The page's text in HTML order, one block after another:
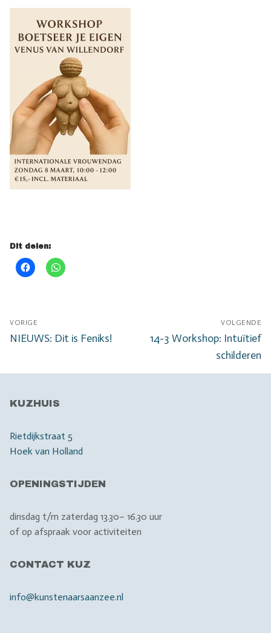
Dit delen:
Bericht
navigatie
VORIGE
Vorig
NIEUWS: Dit is Feniks!
VOLGENDE
Volgend
14-3 Workshop: Intuïtief
schilderen
KUZHUIS
Rietdijkstraat 5
Hoek van Holland
OPENINGSTIJDEN
dinsdag t/m zaterdag 13.30– 16.30 uur
of op afspraak voor activiteiten
CONTACT KUZ
info@kunstenaarsaanzee.nl